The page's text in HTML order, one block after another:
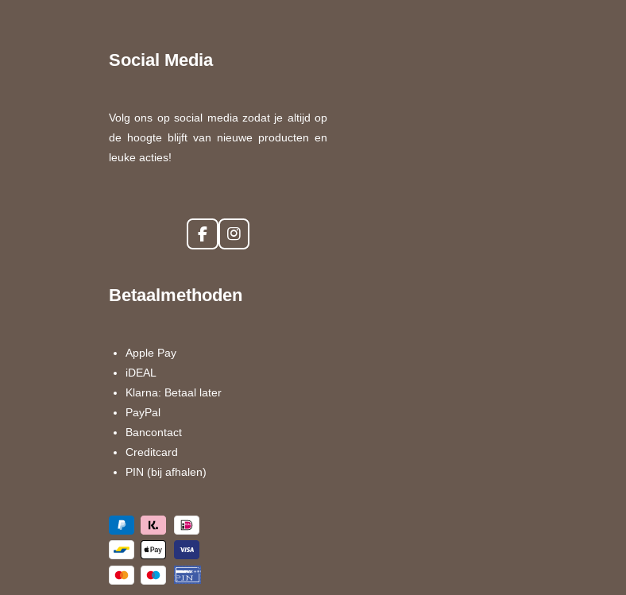
Social Media
Volg ons op social media zodat je altijd op
de hoogte blijft van nieuwe producten en
leuke acties!
F
a
b
I
n
a
Betaalmethoden
Apple Pay
iDEAL
Klarna: Betaal later
PayPal
Bancontact
Creditcard
PIN (bij afhalen)